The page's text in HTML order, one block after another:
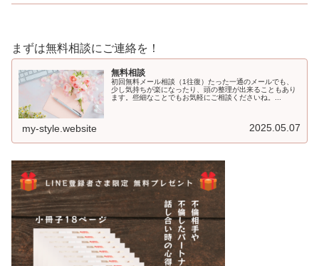
まずは無料相談にご連絡を！
無料相談
初回無料メール相談（1往復）たった一通のメールでも、
少し気持ちが楽になったり、頭の整理が出来ることもあり
ます。些細なことでもお気軽にご相談くださいね。...
my-style.website 2025.05.07